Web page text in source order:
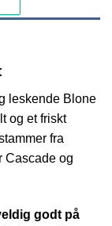
leskende Blone
og et friskt
fra
Cascade og
godt på